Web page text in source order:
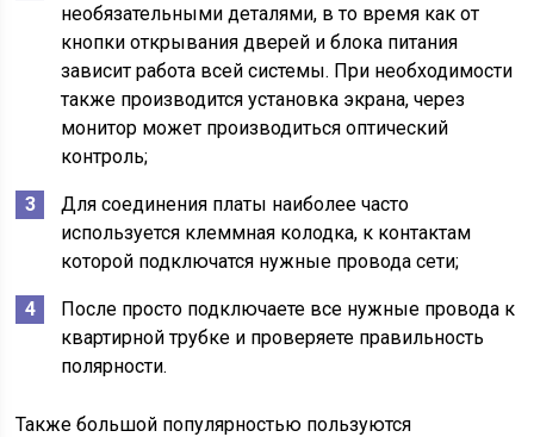
необязательными деталями, в то время как от
кнопки открывания дверей и блока питания
зависит работа всей системы. При необходимости
также производится установка экрана, через
монитор может производиться оптический
контроль;
Для соединения платы наиболее часто
используется клеммная колодка, к контактам
которой подключатся нужные провода сети;
После просто подключаете все нужные провода к
квартирной трубке и проверяете правильность
полярности.
Также большой популярностью пользуются